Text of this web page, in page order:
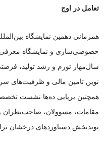
تعامل در اوج
همزمانی دهمین نمایشگاه
خصوصی‌‌‌‌‌‌‌‌‌‌سازی و نمایشگاه
سال‌مهار تورم و رشد تولید،
نوین تامین مالی و ظرفیت‌های
همچنین برپایی ده‌‌‌‌‌‌‌‌‌‌ها نشست
مقامات، مسوولان، صاحب‌نظران
نویدبخش دستاوردهای درخشان